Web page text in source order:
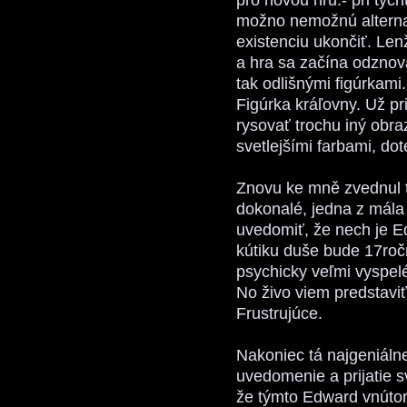
možno nemožnú
existenciu ukončiť.
a hra sa začína
tak odlišnými figúrkami.
Figúrka kráľovny. Už
rysovať trochu iný
svetlejšími farbami,
Znovu ke mně
dokonalé, jedna z
uvedomiť, že nech je
kútiku duše bude
psychicky veľmi
No živo viem
Frustrujúce.
Nakoniec tá
uvedomenie a prijatie
že týmto Edward